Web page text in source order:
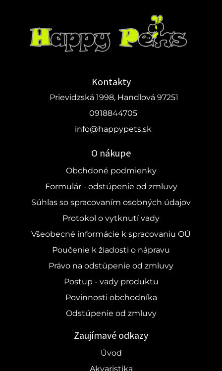
Kontakty
Prievidzská 1998, Handlová 97251
0918844705
info@happypets.sk
O nákupe
Obchdoné podmienky
Formulár - odstúpenie od zmluvy
Súhlas so spracovaním osobných údajov
Protokol o vytknutí vady
Všeobecné informácie k spracovaniu OÚ
Poučenie k žiadosti o nápravu
Právo na odstúpenie od zmluvy
Postup - vady produktu
Povinnosti obchodníka
Odstúpenie od zmluvy
Zaujímavé odkazy
Úvod
Akvaristika